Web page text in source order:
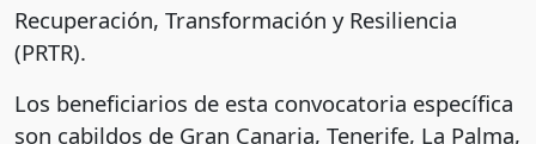
Recuperación, Transformación y Resiliencia
(PRTR).
Los beneficiarios de esta convocatoria específica
son cabildos de Gran Canaria, Tenerife, La Palma,